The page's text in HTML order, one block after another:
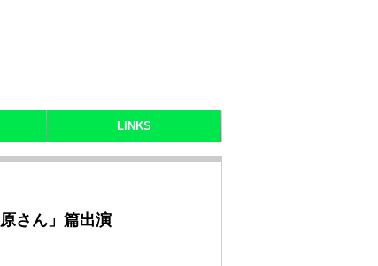
LINKS
さん」篇出演